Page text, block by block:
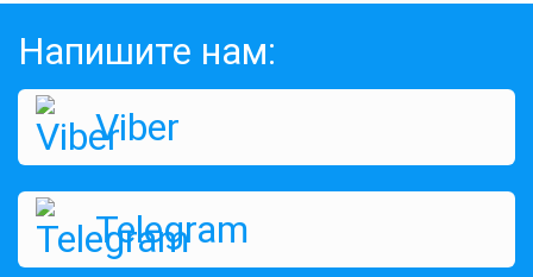
Напишите нам:
Viber
Telegram